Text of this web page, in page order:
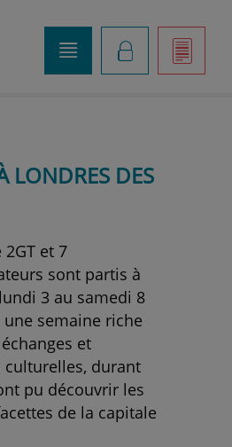
]
K
o
LONDRES DES
2GT et 7
sont partis à
3 au samedi 8
une semaine riche
et
culturelles, durant
pu découvrir les
de la capitale